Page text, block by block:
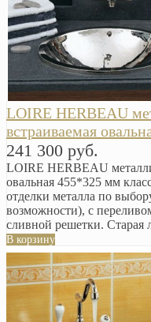
LOIRE HERBEAU
встраиваемая
241 300 руб.
LOIRE HERBEAU
овальная 455*325 мм
отделки металла по
возможности), с
сливной решетки. Старая
В корзину